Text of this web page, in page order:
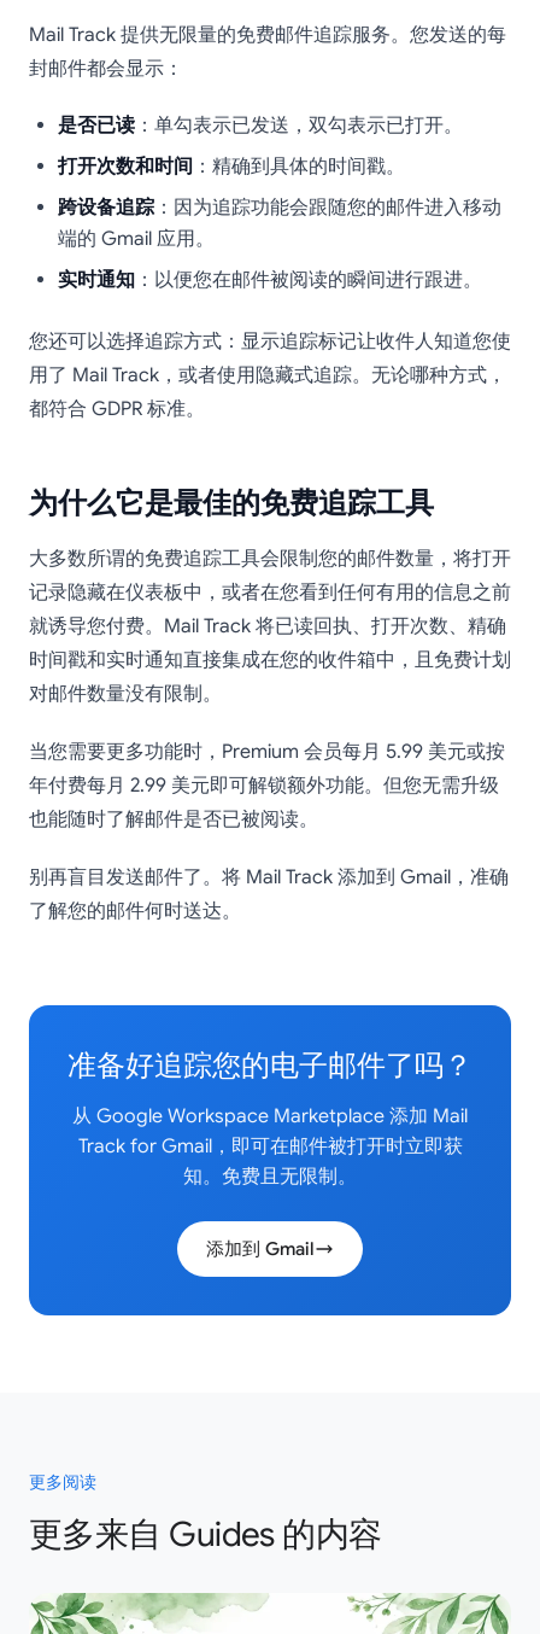
Mail Track 提供无限量的免费邮件追踪服务。您发送的每
封邮件都会显示：
是否已读 ：单勾表示已发送，双勾表示已打开。
打开次数和时间 ：精确到具体的时间戳。
跨设备追踪 ：因为追踪功能会跟随您的邮件进入移动
端的 Gmail 应用。
实时通知 ：以便您在邮件被阅读的瞬间进行跟进。
您还可以选择追踪方式：显示追踪标记让收件人知道您使
用了 Mail Track，或者使用隐藏式追踪。无论哪种方式，
都符合 GDPR 标准。
为什么它是最佳的免费追踪工具
大多数所谓的免费追踪工具会限制您的邮件数量，将打开
记录隐藏在仪表板中，或者在您看到任何有用的信息之前
就诱导您付费。Mail Track 将已读回执、打开次数、精确
时间戳和实时通知直接集成在您的收件箱中，且免费计划
对邮件数量没有限制。
当您需要更多功能时，Premium 会员每月 5.99 美元或按
年付费每月 2.99 美元即可解锁额外功能。但您无需升级
也能随时了解邮件是否已被阅读。
别再盲目发送邮件了。将 Mail Track 添加到 Gmail，准确
了解您的邮件何时送达。
准备好追踪您的电子邮件了吗？
从 Google Workspace Marketplace 添加 Mail
Track for Gmail，即可在邮件被打开时立即获
知。免费且无限制。
添加到 Gmail
更多阅读
更多来自 Guides 的内容